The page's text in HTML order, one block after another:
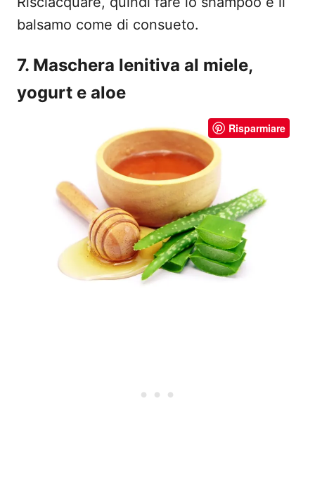
balsamo come di consueto.
7. Maschera lenitiva al miele,
yogurt e aloe
Risparmiare